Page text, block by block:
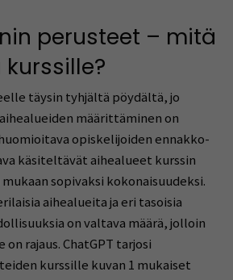
perusteet – mitä
täysin tyhjältä pöydältä, jo
määrittäminen on
opiskelijoiden ennakko-
käsiteltävät aihealueet kurssin
sopivaksi kokonaisuudeksi.
aihealueita ja eri tasoisia
on valtava määrä, jolloin
rajaus. ChatGPT tarjosi
kurssille kuvan 1 mukaiset